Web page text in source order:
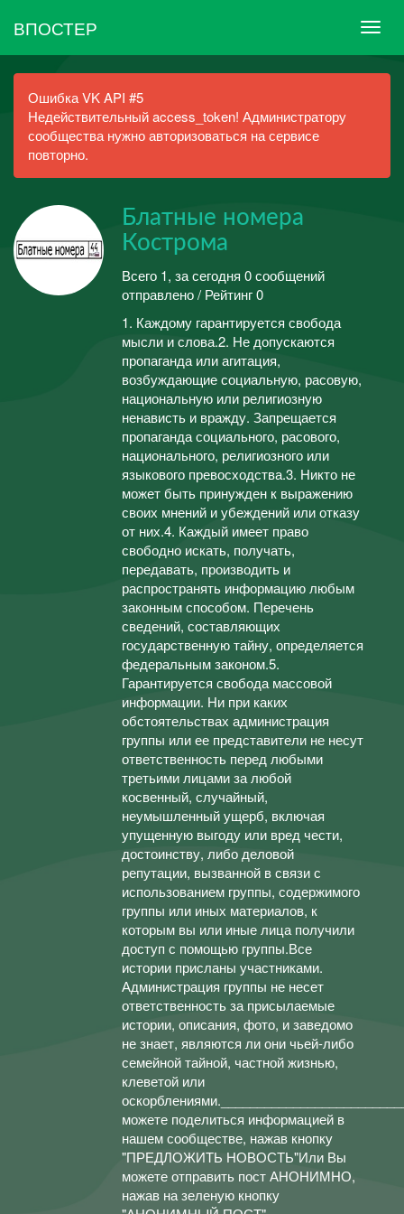
ВПОСТЕР
Ошибка VK API #5
Недействительный access_token! Администратору
сообщества нужно авторизоваться на сервисе
повторно.
Блатные номера
Кострома
Всего 1, за сегодня 0 сообщений
отправлено / Рейтинг 0
1. Каждому гарантируется свобода
мысли и слова.2. Не допускаются
пропаганда или агитация,
возбуждающие социальную, расовую,
национальную или религиозную
ненависть и вражду. Запрещается
пропаганда социального, расового,
национального, религиозного или
языкового превосходства.3. Никто не
может быть принужден к выражению
своих мнений и убеждений или отказу
от них.4. Каждый имеет право
свободно искать, получать,
передавать, производить и
распространять информацию любым
законным способом. Перечень
сведений, составляющих
государственную тайну, определяется
федеральным законом.5.
Гарантируется свобода массовой
информации. Ни при каких
обстоятельствах администрация
группы или ее представители не несут
ответственность перед любыми
третьими лицами за любой
косвенный, случайный,
неумышленный ущерб, включая
упущенную выгоду или вред чести,
достоинству, либо деловой
репутации, вызванной в связи с
использованием группы, содержимого
группы или иных материалов, к
которым вы или иные лица получили
доступ с помощью группы.Все
истории присланы участниками.
Администрация группы не несет
ответственность за присылаемые
истории, описания, фото, и заведомо
не знает, являются ли они чьей-либо
семейной тайной, частной жизнью,
клеветой или
можете поделиться информацией в
нашем сообществе, нажав кнопку
"ПРЕДЛОЖИТЬ НОВОСТЬ"Или Вы
можете отправить пост АНОНИМНО,
нажав на зеленую кнопку